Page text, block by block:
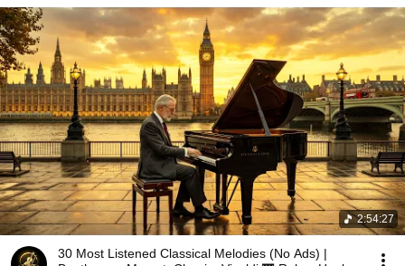
2:54:27
30 Most Listened Classical Melodies (No Ads) |